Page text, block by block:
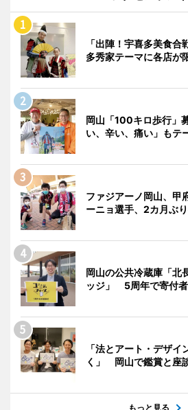
「出陣！宇喜多美食
多秀家テーマに各店が
岡山「100キロ歩行」
い、辛い、痛い」もテ
ファジアーノ岡山、
ーニョ選手、2カ月ぶ
岡山の公共冷蔵庫「北
ッジ」 5周年で寄付
「法とアート・デザ
く」 岡山で鑑賞と座
もっと見る